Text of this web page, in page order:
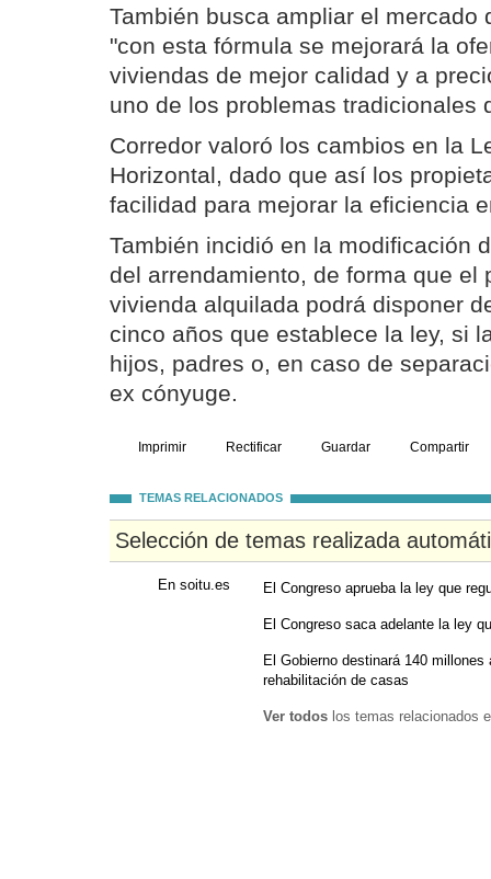
También busca ampliar el mercado
"con esta fórmula se mejorará la
viviendas de mejor calidad y a
uno de los problemas tradicionales
Corredor valoró los cambios en la
Horizontal, dado que así los
facilidad para mejorar la eficiencia
También incidió en la modificación
del arrendamiento, de forma que el
vivienda alquilada podrá disponer
cinco años que establece la ley, si
hijos, padres o, en caso de
ex cónyuge.
Imprimir Rectificar Guardar Compartir
TEMAS RELACIONADOS
Selección de temas realizada
En soitu.es El Congreso aprueba la ley que
El Congreso saca adelante la ley
El Gobierno destinará 140
rehabilitación de casas
Ver todos los temas relacionados